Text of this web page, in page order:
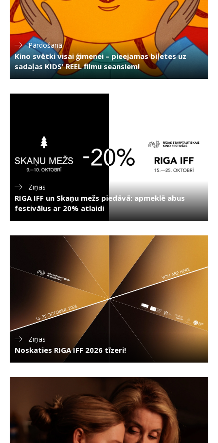
Pārdošanā
Kino svētki visai ģimenei – pieejamas biļetes uz
sadaļas KIDS' REEL filmu seansiem!
Ziņas
RIGA IFF un Skaņu mežs piedāvā: apmeklē abus
festivālus ar 20% atlaidi
Ziņas
Noskaties RIGA IFF 2026 tīzeri!